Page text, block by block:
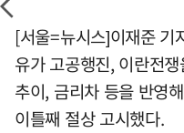
[서울=뉴시스]이재준
유가 고공행진, 이란전
추이, 금리차 등을 반영
이틀째 절상 고시했다.